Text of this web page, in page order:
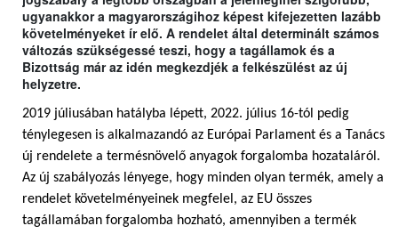
ugyanakkor a magyarországihoz képest kifejezetten lazább
követelményeket ír elő. A rendelet által determinált számos
változás szükségessé teszi, hogy a tagállamok és a
Bizottság már az idén megkezdjék a felkészülést az új
helyzetre.
2019 júliusában hatályba lépett, 2022. július 16-tól pedig
ténylegesen is alkalmazandó az Európai Parlament és a Tanács
új rendelete a termésnövelő anyagok forgalomba hozataláról.
Az új szabályozás lényege, hogy minden olyan termék, amely a
rendelet követelményeinek megfelel, az EU összes
tagállamában forgalomba hozható, amennyiben a termék